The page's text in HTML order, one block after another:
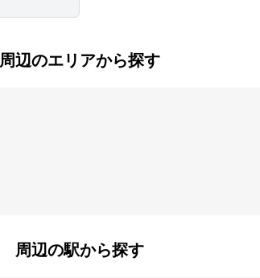
周辺のエリアから探す
周辺の駅から探す